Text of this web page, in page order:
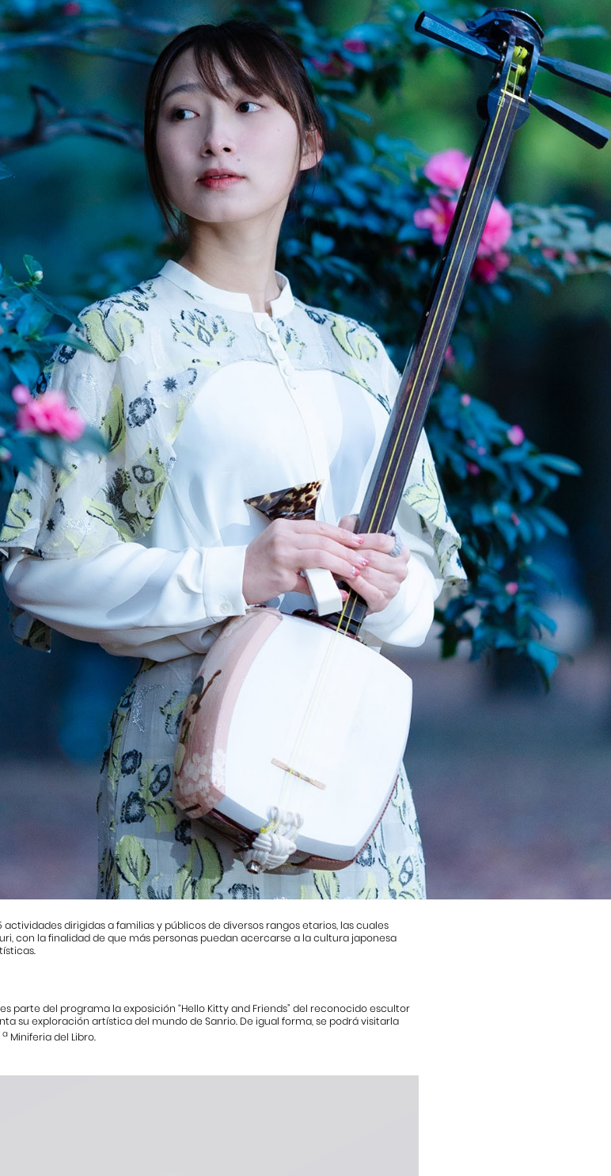
dirigidas a familias y públicos de diversos rangos etarios, las cuales
con la finalidad de que más personas puedan acercarse a la cultura japonesa
parte del programa la exposición “Hello Kitty and Friends” del reconocido escultor
su exploración artística del mundo de Sanrio. De igual forma, se podrá visitarla
a Miniferia del Libro.